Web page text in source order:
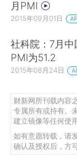
月PMI
2015年09月01日
社科院：7月
PMI为51.2
2015年08月24日
财新网所刊载内容
专属所有或持有。
建立镜像等任何使用
如有意愿转载，请
确认及授权后，方